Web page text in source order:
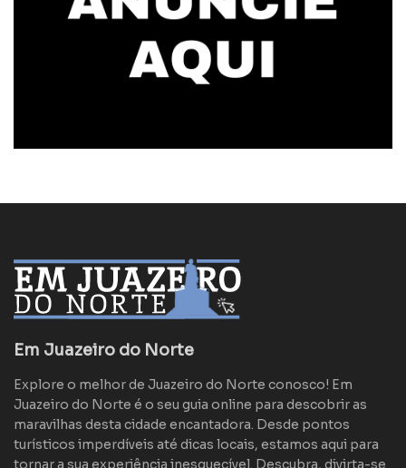
Em Juazeiro do Norte
Explore o melhor de Juazeiro do Norte conosco! Em
Juazeiro do Norte é o seu guia online para descobrir as
maravilhas desta cidade encantadora. Desde pontos
turísticos imperdíveis até dicas locais, estamos aqui para
tornar a sua experiência inesquecível. Descubra, divirta-se